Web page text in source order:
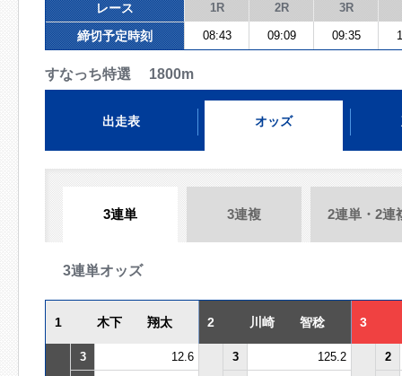
レース 1R 2R 3R
締切予定時刻 08:43 09:09 09:35
すなっち特選 1800m
出走表 オッズ
3連単 3連複 2連単・2連
3連単オッズ
1 木下 翔太 2 川崎 智稔 3
3 12.6 3 125.2
2